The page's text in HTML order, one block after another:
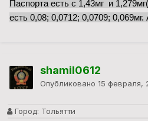
Паспорта есть с 1,43мг и
есть 0,08; 0,0712; 0,0709;
shamil0612
Опубликовано 15 февраля,
Город: Тольятти